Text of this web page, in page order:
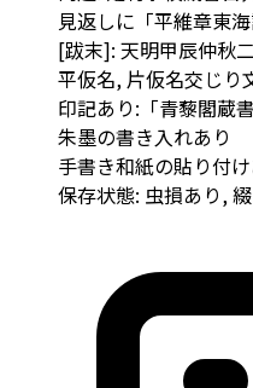
見返しに「平維章東
[跋末]: 天明甲辰仲秋
平仮名, 片仮名交じり
印記あり:「青藜閣蔵書
朱墨の書き入れあり
手書き和紙の貼り付
保存状態: 虫損あり,